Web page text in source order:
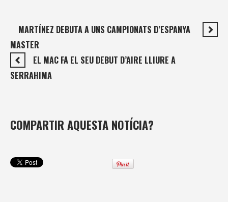
MARTÍNEZ DEBUTA A UNS CAMPIONATS D’ESPANYA
MASTER
EL MAC FA EL SEU DEBUT D’AIRE LLIURE A
SERRAHIMA
COMPARTIR AQUESTA NOTÍCIA?